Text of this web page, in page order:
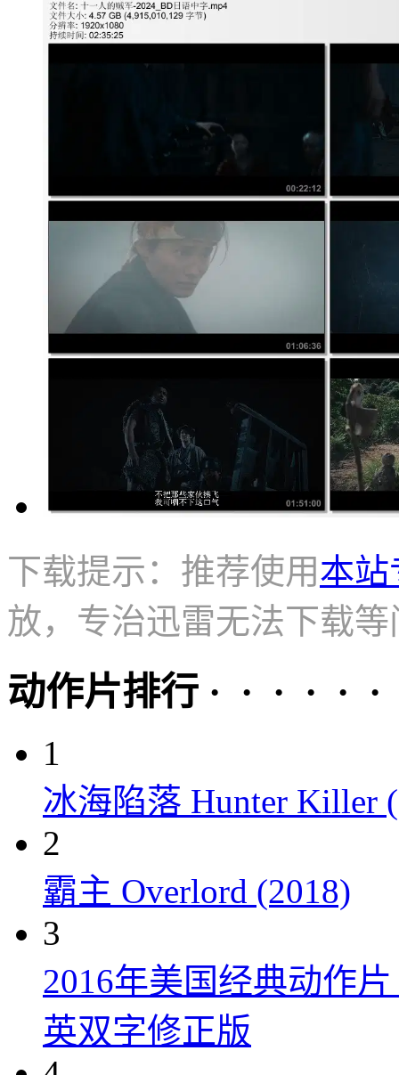
下载提示：推荐使用本站
放，专治迅雷无法下载等
动作片排行 · · · · · ·
1
冰海陷落 Hunter Killer
2
霸主 Overlord (2018)
3
2016年美国经典动作
英双字修正版